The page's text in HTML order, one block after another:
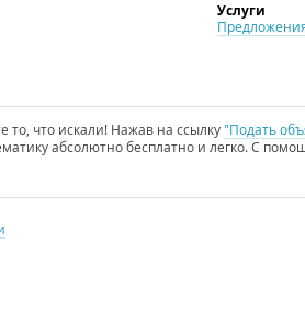
Услуги
то, что искали! Нажав на ссылку"Подать
абсолютно бесплатно и легко. С